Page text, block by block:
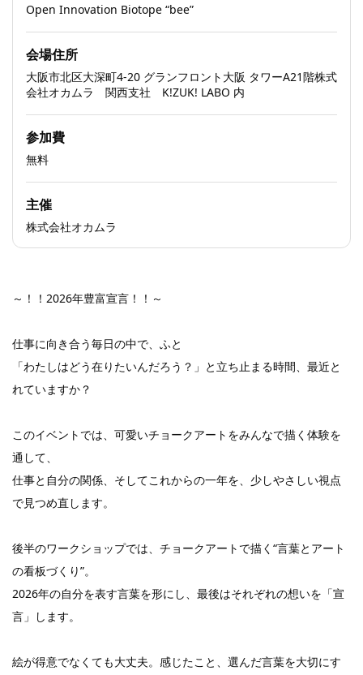
Open Innovation Biotope “bee”
会場住所
大阪市北区大深町4-20 グランフロント大阪 タワーA21階株式
会社オカムラ 関西支社 K!ZUK! LABO 内
参加費
無料
主催
株式会社オカムラ
～！！2026年豊富宣言！！～
仕事に向き合う毎日の中で、ふと
「わたしはどう在りたいんだろう？」と立ち止まる時間、最近と
れていますか？
このイベントでは、可愛いチョークアートをみんなで描く体験を
通して、
仕事と自分の関係、そしてこれからの一年を、少しやさしい視点
で見つめ直します。
後半のワークショップでは、チョークアートで描く“言葉とアート
の看板づくり”。
2026年の自分を表す言葉を形にし、最後はそれぞれの想いを「宣
言」します。
絵が得意でなくても大丈夫。感じたこと、選んだ言葉を大切にす